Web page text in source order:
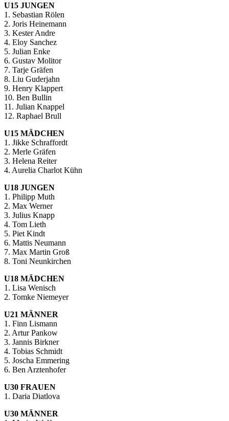
U15 JUNGEN
1. Sebastian Rölen
2. Joris Heinemann
3. Kester Andre
4. Eloy Sanchez
5. Julian Enke
6. Gustav Molitor
7. Tarje Gräfen
8. Liu Guderjahn
9. Henry Klappert
10. Ben Bullin
11. Julian Knappel
12. Raphael Brull
U15 MÄDCHEN
1. Jikke Schraffordt
2. Merle Gräfen
3. Helena Reiter
4. Aurelia Charlot Kühn
U18 JUNGEN
1. Philipp Muth
2. Max Werner
3. Julius Knapp
4. Tom Lieth
5. Piet Kindt
6. Mattis Neumann
7. Max Martin Groß
8. Toni Neunkirchen
U18 MÄDCHEN
1. Lisa Wenisch
2. Tomke Niemeyer
U21 MÄNNER
1. Finn Lismann
2. Artur Pankow
3. Jannis Birkner
4. Tobias Schmidt
5. Joscha Emmering
6. Ben Arztenhofer
U30 FRAUEN
1. Daria Diatlova
U30 MÄNNER